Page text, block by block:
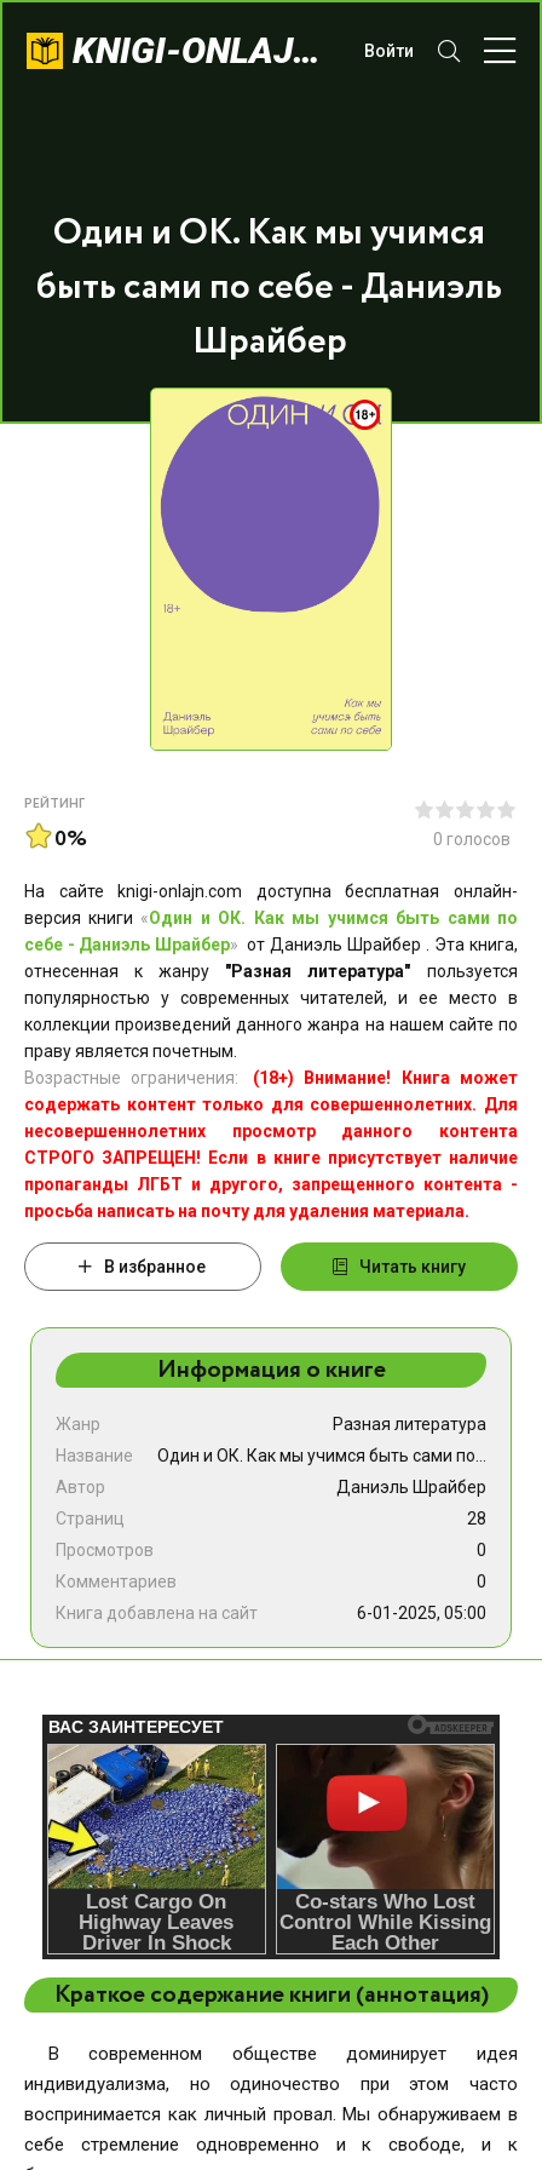
KNIGI-ONLAJN.COM Войти
Один и ОК. Как мы учимся
быть сами по себе - Даниэль
Шрайбер
РЕЙТИНГ
0% 0 голосов
На сайте knigi-onlajn.com доступна бесплатная онлайн-
версия книги «Один и ОК. Как мы учимся быть сами по
себе - Даниэль Шрайбер» от Даниэль Шрайбер . Эта книга,
отнесенная к жанру "Разная литература" пользуется
популярностью у современных читателей, и ее место в
коллекции произведений данного жанра на нашем сайте по
праву является почетным.
Возрастные ограничения:
(18+) Внимание! Книга может
содержать контент только для совершеннолетних. Для
несовершеннолетних просмотр данного контента
СТРОГО ЗАПРЕЩЕН! Если в книге присутствует наличие
пропаганды ЛГБТ и другого, запрещенного контента -
просьба написать на почту для удаления материала.
В избранное Читать книгу
Информация о книге
Жанр
Разная литература
Название
Автор
Даниэль Шрайбер
Страниц
28
Просмотров
0
Комментариев
0
Книга добавлена на сайт
6-01-2025, 05:00
Краткое содержание книги (аннотация)
В современном обществе доминирует идея
индивидуализма, но одиночество при этом часто
воспринимается как личный провал. Мы обнаруживаем в
себе стремление одновременно и к свободе, и к